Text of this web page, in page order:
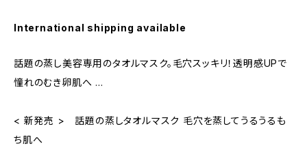
International shipping available
話題の蒸し美容専用のタオルマスク。毛穴スッキリ！透明感UPで
憧れのむき卵肌へ ...
< 新発売 > 話題の蒸しタオルマスク 毛穴を蒸してうるうるも
ち肌へ